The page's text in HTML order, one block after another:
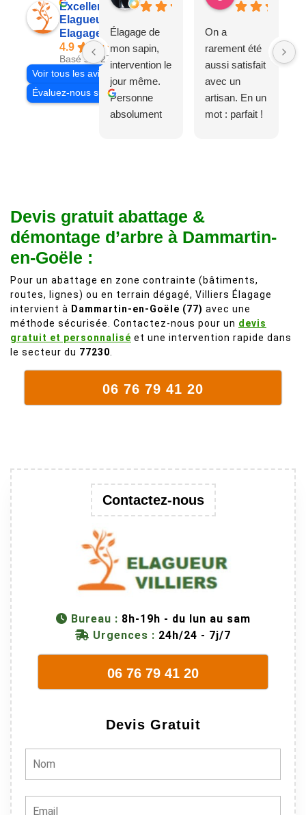
Excellent
Elagueur 77
Elagage Villiers
4.9
Basé sur 27 avis
Voir tous les avis
Évaluez-nous sur
Élagage de
mon sapin,
intervention le
jour même.
Personne
absolument
comme on en
fait plus!
On a
rarement été
aussi satisfait
avec un
artisan. En un
mot : parfait !
voisins et
mort. C'est
délicat parce
que c'est un
arbre qui
supporte mal
dangereuse.
M Villiers et
très bien leur
métier, c'est
juste une
en plus ils
sont vraiment
sympathique.
recommando
Devis gratuit abattage &
démontage d’arbre à Dammartin-
en-Goële :
Pour un abattage en zone contrainte (bâtiments,
routes, lignes) ou en terrain dégagé, Villiers Élagage
intervient à Dammartin-en-Goële (77) avec une
méthode sécurisée. Contactez-nous pour un devis
gratuit et personnalisé et une intervention rapide dans
le secteur du 77230
06 76 79 41 20
Contactez-nous
Bureau : 8h-19h - du lun au sam
Urgences : 24h/24 - 7j/7
06 76 79 41 20
Devis Gratuit